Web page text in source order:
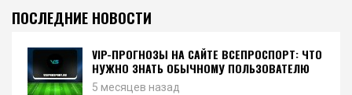
ПОСЛЕДНИЕ НОВОСТИ
VIP-ПРОГНОЗЫ НА САЙТЕ ВСЕПРОСПОРТ: ЧТО
НУЖНО ЗНАТЬ ОБЫЧНОМУ ПОЛЬЗОВАТЕЛЮ
5 месяцев назад